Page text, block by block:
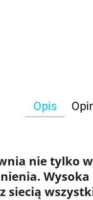
Opis
nie tylko
.
siecią